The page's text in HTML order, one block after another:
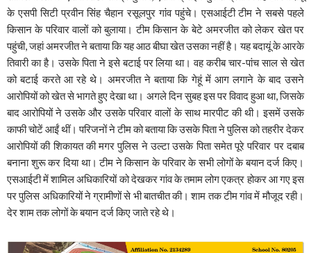
के एसपी सिटी प्रवीन सिंह चैहान रसूलपुर गांव पहुंचे। एसआईटी टीम ने सबसे पहले
किसान के परिवार वालों को बुलाया। टीम किसान के बेटे अमरजीत को लेकर खेत पर
पहुंची, जहां अमरजीत ने बताया कि यह आठ बीघा खेत उसका नहीं है। यह बदायूं के आरके
तिवारी का है। उसके पिता ने इसे बटाई पर लिया था। वह करीब चार-पांच साल से खेत
को बटाई करते आ रहे थे। अमरजीत ने बताया कि गेहूं में आग लगाने के बाद उसने
आरोपियों को खेत से भागते हुए देखा था। अगले दिन सुबह इस पर विवाद हुआ था, जिसके
बाद आरोपियों ने उसके और उसके परिवार वालों के साथ मारपीट की थी। इसमें उसके
काफी चोटें आईं थीं। परिजनों ने टीम को बताया कि उसके पिता ने पुलिस को तहरीर देकर
आरोपियों की शिकायत की मगर पुलिस ने उल्टा उसके पिता समेत पूरे परिवार पर दबाब
बनाना शुरू कर दिया था। टीम ने किसान के परिवार के सभी लोगों के बयान दर्ज किए।
एसआईटी में शामिल अधिकारियों को देखकर गांव के तमाम लोग एकत्र होकर आ गए इस
पर पुलिस अधिकारियों ने ग्रामीणों से भी बातचीत की। शाम तक टीम गांव में मौजूद रही।
देर शाम तक लोगों के बयान दर्ज किए जाते रहे थे।